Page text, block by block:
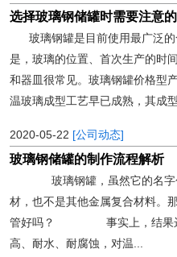
选择玻璃钢储罐时需要注意
玻璃钢罐是目前使用最广泛
是，玻璃的位置、首次生产的时
和器皿很常见。玻璃钢罐价格型
温玻璃成型工艺早已成熟，其成
2020-05-22 [公司动态]
玻璃钢储罐的制作流程解析
玻璃钢罐，虽然它的名字
材，也不是其他金属复合材料。
管好吗？ 事实上，结果远远
高、耐水、耐腐蚀，对温...